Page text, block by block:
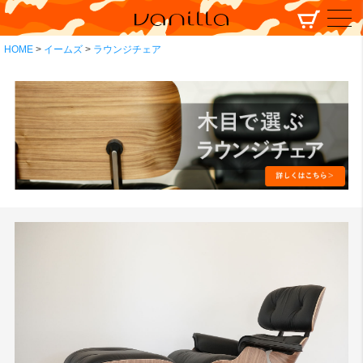
HOME イームズ ラウンジチェア